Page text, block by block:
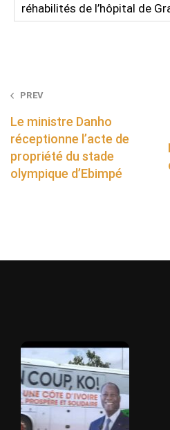
réhabilités de l’hôpital de
Post
PREV
Le ministre Danho
réceptionne l’acte de
propriété du stade
olympique d’Ebimpé